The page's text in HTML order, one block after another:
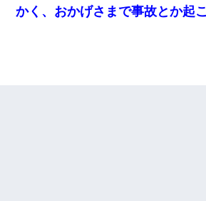
かく、おかげさまで事故とか起